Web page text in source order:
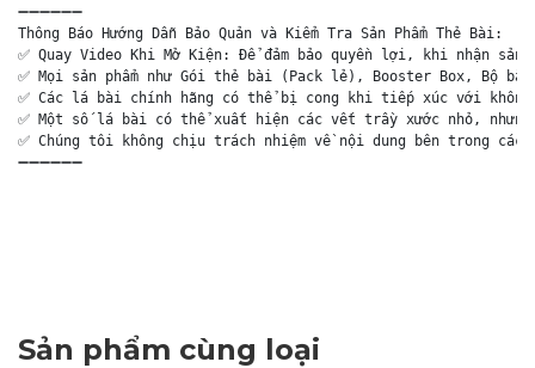
➖➖➖➖➖➖
Thông Báo Hướng Dẫn Bảo Quản và Kiểm Tra Sản Phẩm Thẻ Bài:
✅ Quay Video Khi Mở Kiện: Để đảm bảo quyền lợi, khi nhận
✅ Mọi sản phẩm như Gói thẻ bài (Pack lẻ), Booster Box, Bộ
✅ Các lá bài chính hãng có thể bị cong khi tiếp xúc với
✅ Một số lá bài có thể xuất hiện các vết trầy xước nhỏ,
✅ Chúng tôi không chịu trách nhiệm về nội dung bên trong
➖➖➖➖➖➖
Sản phẩm cùng loại